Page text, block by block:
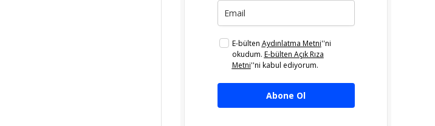
E-bülten Aydınlatma Metni''ni
okudum. E-bülten Açık Rıza
Metni''ni kabul ediyorum.
Abone Ol